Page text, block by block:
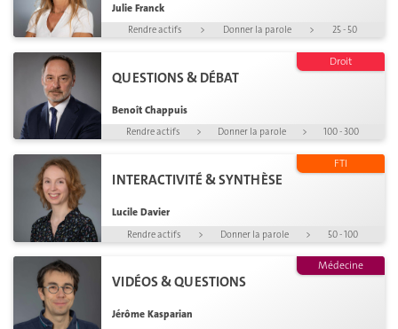
Julie Franck
Rendre actifs > Donner la parole > 25 - 50
QUESTIONS & DÉBAT
Benoît Chappuis
Droit
Rendre actifs > Donner la parole > 100 - 300
INTERACTIVITÉ & SYNTHÈSE
Lucile Davier
FTI
Rendre actifs > Donner la parole > 50 - 100
VIDÉOS & QUESTIONS
Jérôme Kasparian
Médecine